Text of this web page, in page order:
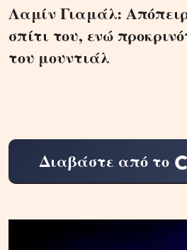
Λαμίν Γιαμάλ:
σπίτι του, ενώ
του μουντιάλ
Διαβάστε από το